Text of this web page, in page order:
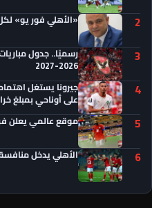
2 «الأهلي فور يو»
3 رسميًا.. جدول
2026-2027
4 جيرونا يستغل
على أوناحي بمبلغ
5 موقع عالمي يعلن
6 الأهلي يدخل